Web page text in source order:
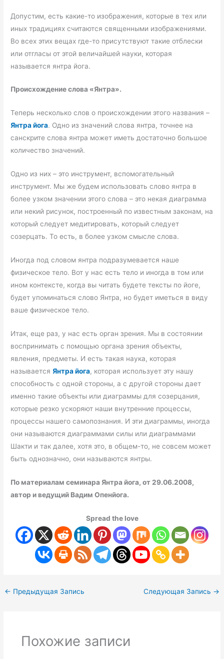
Допустим, есть какие-то изображения, которые в тех или
иных традициях считаются священными изображениями.
Во всех этих вещах где-то присутствуют такие отблески
или отгласы от этой величайшей науки, которая
называется янтра йога.
Происхождение слова «Янтра».
Теперь несколько слов о происхождении этого названия –
Янтра йога. Одно из значений слова янтра, точнее на
санскрите слова янтра может иметь достаточно большое
количество значений.
Одно из них – это инструмент, вспомогательный
инструмент. Мы же будем использовать слово янтра в
более узком значении этого слова – это некая диаграмма
или некий рисунок, построенный по известным законам, на
который следует медитировать, который следует
созерцать. То есть, в более узком смысле слова.
Иногда под словом янтра подразумевается наше
физическое тело. Вот у нас есть тело и иногда в том или
ином контексте, когда вы читать будете тексты по йоге,
будет упоминаться слово Янтра, но будет иметься в виду
ваше физическое тело.
Итак, еще раз, у нас есть орган зрения. Мы в состоянии
воспринимать с помощью органа зрения объекты,
явления, предметы. И есть такая наука, которая
называется Янтра йога, которая использует эту нашу
способность с одной стороны, а с другой стороны дает
именно такие объекты или диаграммы для созерцания,
которые резко ускоряют наши внутренние процессы,
процессы нашего самопознания. И эти диаграммы, иногда
они называются диаграммами силы или диаграммами
Шакти и так далее, хотя это, в общем-то, не совсем может
быть однозначно, они называются янтры.
По материалам семинара Янтра йога, от 29.06.2008,
автор и ведущий Вадим Опенйога.
Spread the love
← Предыдущая Запись Следующая Запись →
Похожие записи